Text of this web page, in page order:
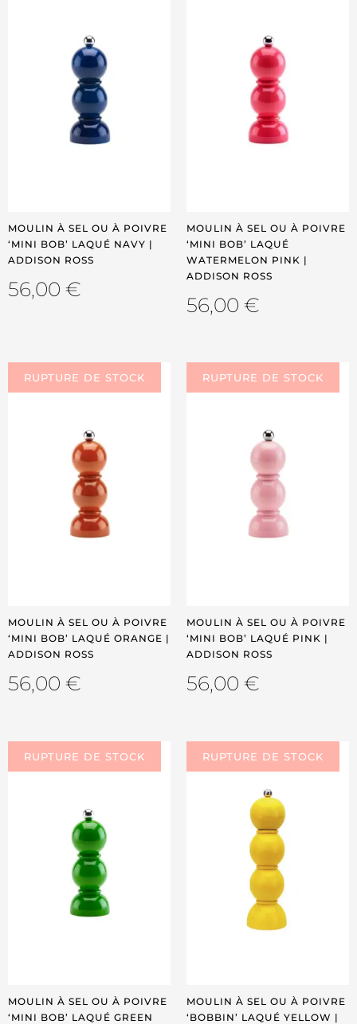
MOULIN À SEL OU À POIVRE
‘MINI BOB’ LAQUÉ NAVY |
ADDISON ROSS
56,00 €
MOULIN À SEL OU À POIVRE
‘MINI BOB’ LAQUÉ
WATERMELON PINK |
ADDISON ROSS
56,00 €
MOULIN À SEL OU À POIVRE
‘MINI BOB’ LAQUÉ ORANGE |
ADDISON ROSS
56,00 €
MOULIN À SEL OU À POIVRE
‘MINI BOB’ LAQUÉ PINK |
ADDISON ROSS
56,00 €
MOULIN À SEL OU À POIVRE
‘MINI BOB’ LAQUÉ GREEN
MOULIN À SEL OU À POIVRE
‘BOBBIN’ LAQUÉ YELLOW |